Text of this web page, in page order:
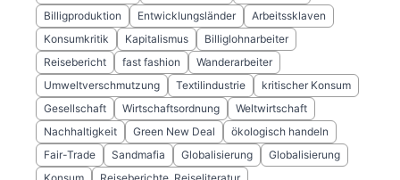
Billigproduktion
Entwicklungsländer
Arbeitssklaven
Konsumkritik
Kapitalismus
Billiglohnarbeiter
Reisebericht
fast fashion
Wanderarbeiter
Umweltverschmutzung
Textilindustrie
kritischer Konsum
Gesellschaft
Wirtschaftsordnung
Weltwirtschaft
Nachhaltigkeit
Green New Deal
ökologisch handeln
Fair-Trade
Sandmafia Globalisierung
Globalisierung